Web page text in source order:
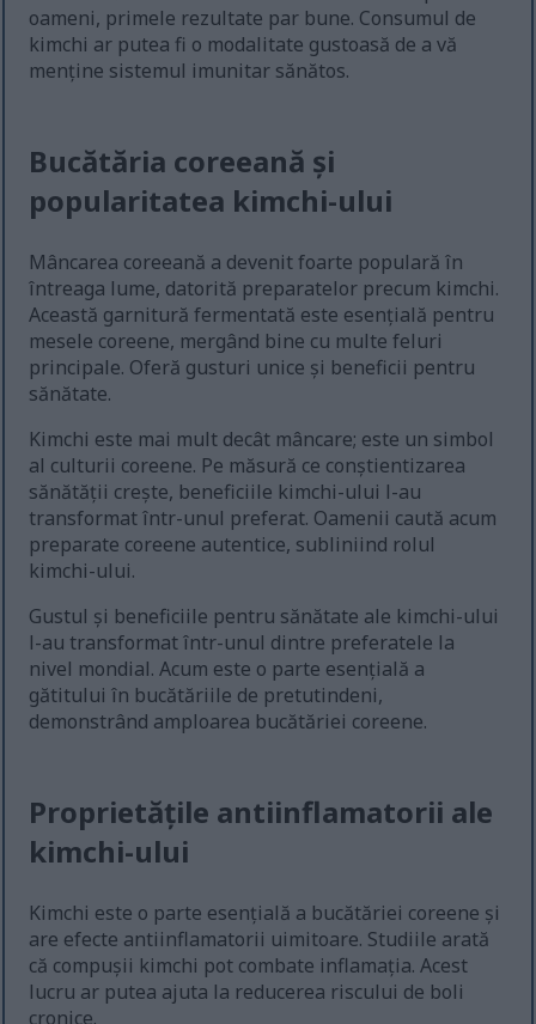
oameni, primele rezultate par bune. Consumul de
kimchi ar putea fi o modalitate gustoasă de a vă
menține sistemul imunitar sănătos.
Bucătăria coreeană și
popularitatea kimchi-ului
Mâncarea coreeană a devenit foarte populară în
întreaga lume, datorită preparatelor precum kimchi.
Această garnitură fermentată este esențială pentru
mesele coreene, mergând bine cu multe feluri
principale. Oferă gusturi unice și beneficii pentru
sănătate.
Kimchi este mai mult decât mâncare; este un simbol
al culturii coreene. Pe măsură ce conștientizarea
sănătății crește, beneficiile kimchi-ului l-au
transformat într-unul preferat. Oamenii caută acum
preparate coreene autentice, subliniind rolul
kimchi-ului.
Gustul și beneficiile pentru sănătate ale kimchi-ului
l-au transformat într-unul dintre preferatele la
nivel mondial. Acum este o parte esențială a
gătitului în bucătăriile de pretutindeni,
demonstrând amploarea bucătăriei coreene.
Proprietățile antiinflamatorii ale
kimchi-ului
Kimchi este o parte esențială a bucătăriei coreene și
are efecte antiinflamatorii uimitoare. Studiile arată
că compușii kimchi pot combate inflamația. Acest
lucru ar putea ajuta la reducerea riscului de boli
cronice.